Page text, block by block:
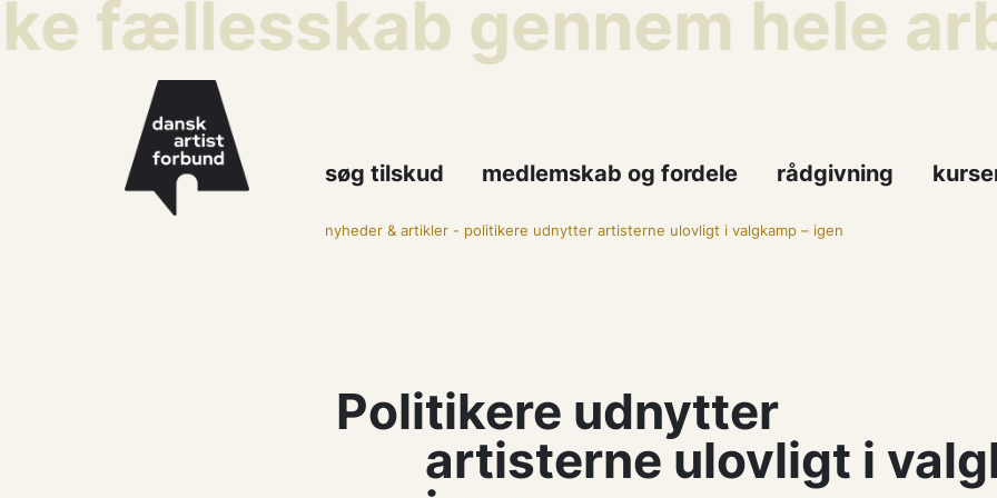
fællesskab gennem hele
søg tilskud medlemskab og fordele rådgivning
nyheder & artikler- politikere udnytter artisterne ulovligt i valgkamp – igen
Politikere udnytter
artisterne ulovligt i